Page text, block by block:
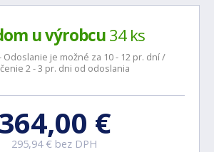
u výrobcu34 ks
- Odoslanie je možné za 10 - 12 pr. dní /
2 - 3 pr. dni od odoslania
364,00 €
295,94 € bez DPH